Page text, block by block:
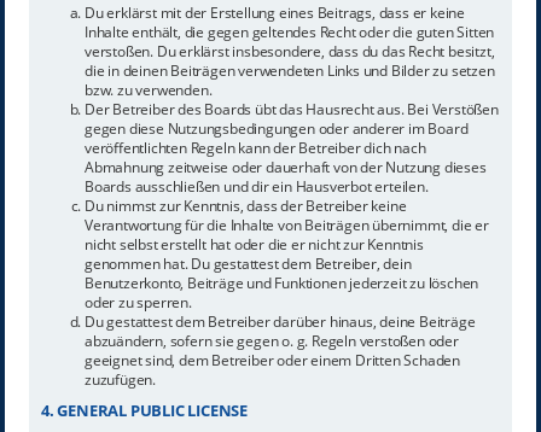
Du erklärst mit der Erstellung eines Beitrags, dass er keine
Inhalte enthält, die gegen geltendes Recht oder die guten Sitten
verstoßen. Du erklärst insbesondere, dass du das Recht besitzt,
die in deinen Beiträgen verwendeten Links und Bilder zu setzen
bzw. zu verwenden.
Der Betreiber des Boards übt das Hausrecht aus. Bei Verstößen
gegen diese Nutzungsbedingungen oder anderer im Board
veröffentlichten Regeln kann der Betreiber dich nach
Abmahnung zeitweise oder dauerhaft von der Nutzung dieses
Boards ausschließen und dir ein Hausverbot erteilen.
Du nimmst zur Kenntnis, dass der Betreiber keine
Verantwortung für die Inhalte von Beiträgen übernimmt, die er
nicht selbst erstellt hat oder die er nicht zur Kenntnis
genommen hat. Du gestattest dem Betreiber, dein
Benutzerkonto, Beiträge und Funktionen jederzeit zu löschen
oder zu sperren.
Du gestattest dem Betreiber darüber hinaus, deine Beiträge
abzuändern, sofern sie gegen o. g. Regeln verstoßen oder
geeignet sind, dem Betreiber oder einem Dritten Schaden
zuzufügen.
4. GENERAL PUBLIC LICENSE